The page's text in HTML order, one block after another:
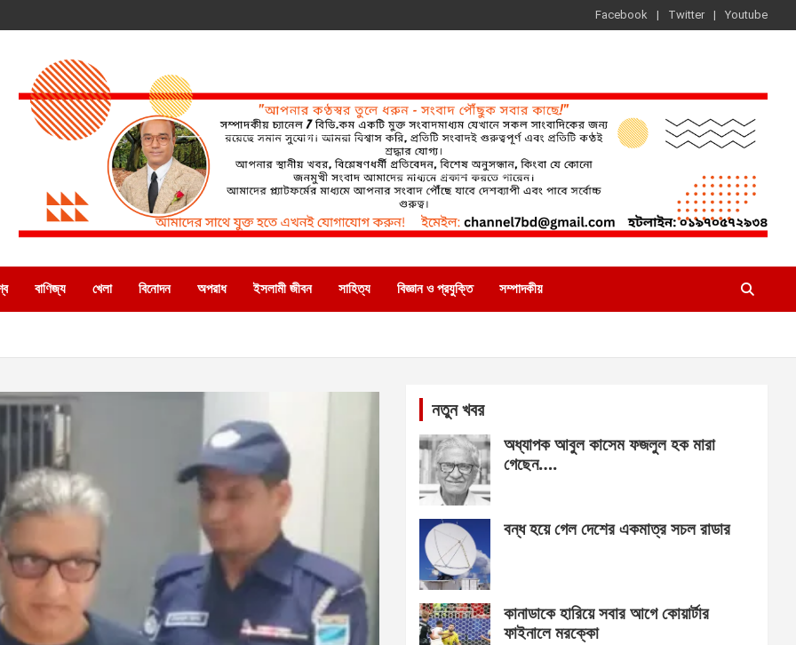
Facebook Twitter Youtube
বাণিজ্য খেলা বিনোদন অপরাধ ইসলামী জীবন সাহিত্য বিজ্ঞান ও প্রযুক্তি সম্পাদকীয়
নতুন খবর
অধ্যাপক আবুল কাসেম ফজলুল হক মারা
গেছেন….
বন্ধ হয়ে গেল দেশের একমাত্র সচল রাডার
কানাডাকে হারিয়ে সবার আগে কোয়ার্টার
ফাইনালে মরক্কো